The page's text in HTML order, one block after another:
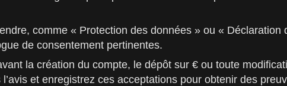
comme « Protection des données » ou « Déclaration
de consentement pertinentes.
la création du compte, le dépôt sur € ou toute
et enregistrez ces acceptations pour obtenir des